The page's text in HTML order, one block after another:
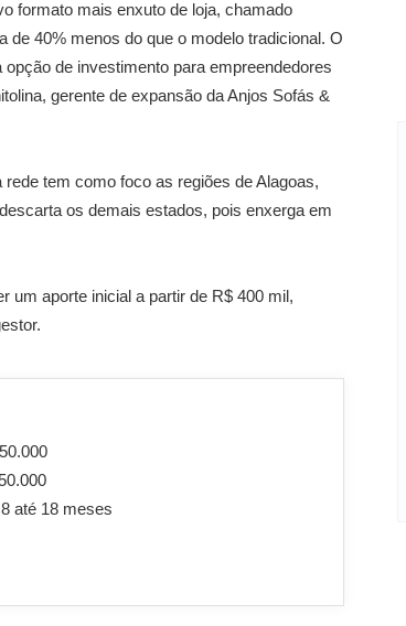
formato mais enxuto de loja, chamado
de 40% menos do que o modelo tradicional. O
de investimento para empreendedores
gerente de expansão da Anjos Sofás &
tem como foco as regiões de Alagoas,
os demais estados, pois enxerga em
um aporte inicial a partir de R$ 400 mil,
8 até 18 meses